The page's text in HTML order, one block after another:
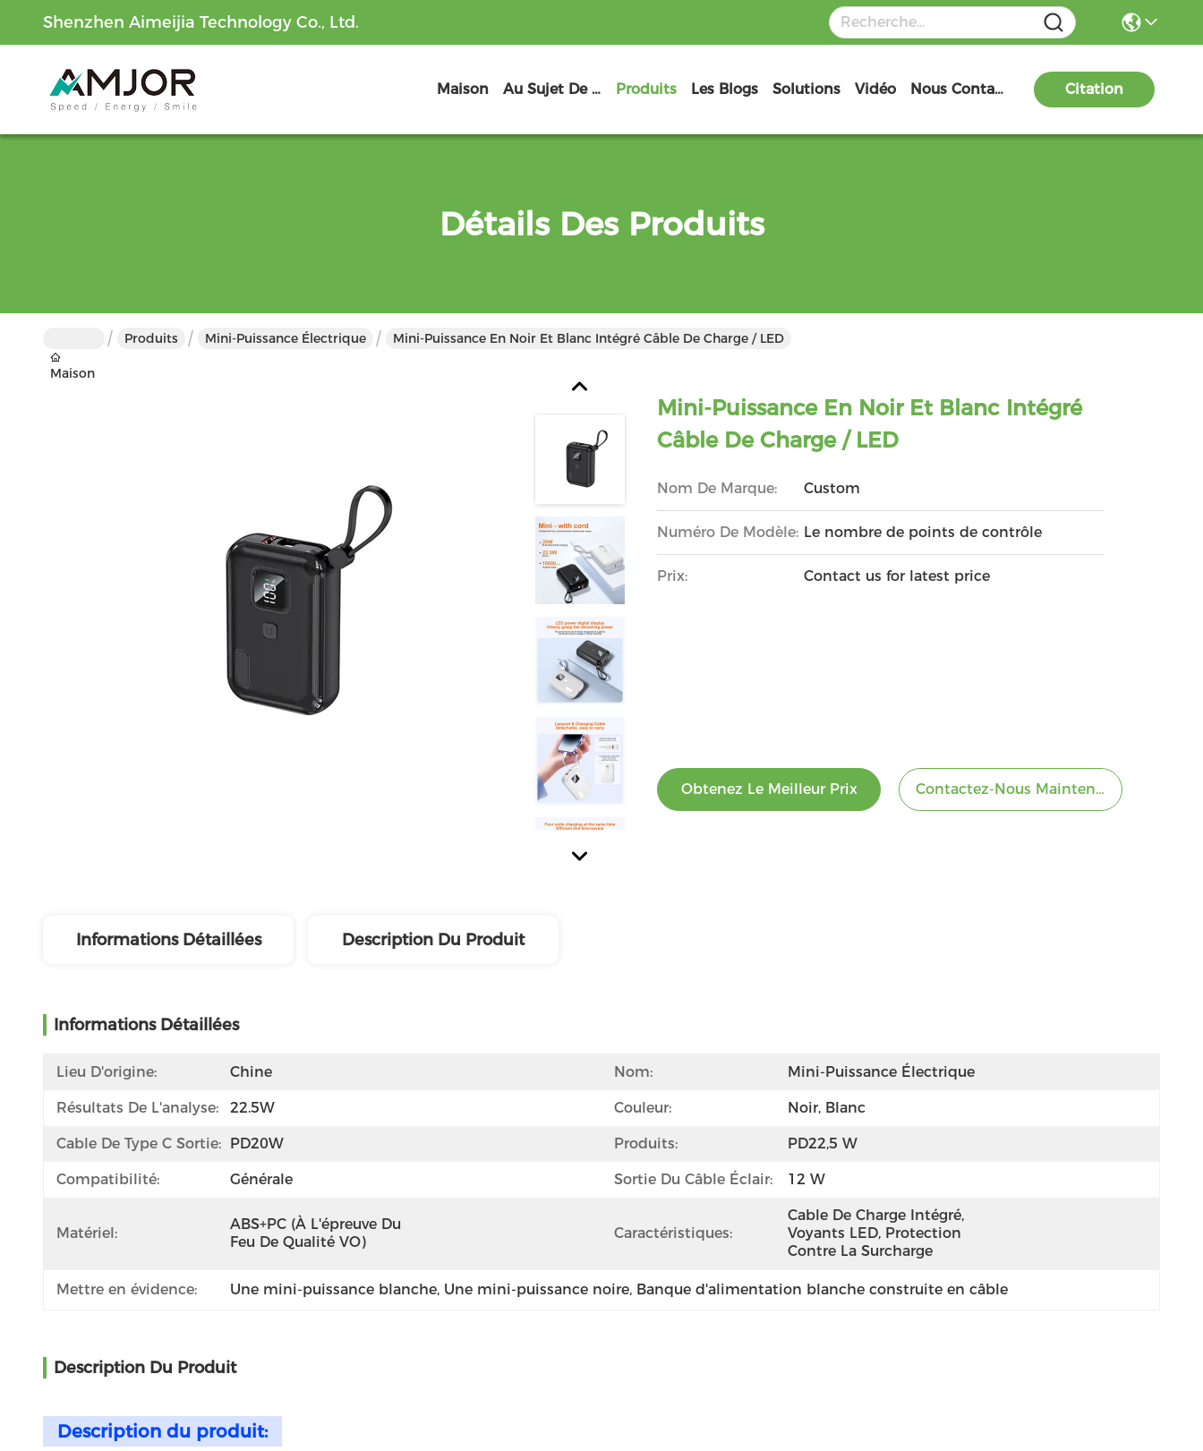
Shenzhen Aimeijia Technology Co., Ltd.
Maison Au Sujet De Nous Produits Les Blogs Solutions Vidéo Nous Contacter Citation
Détails Des Produits
Maison
Produits Mini-Puissance Électrique Mini-Puissance En Noir Et Blanc Intégré Câble De Charge / LED
Mini-Puissance En Noir Et Blanc Intégré
Câble De Charge / LED
Nom De Marque: Custom
Numéro De Modèle: Le nombre de points de contrôle
Prix: Contact us for latest price
Obtenez Le Meilleur Prix Contactez-Nous Maintenant
Informations Détaillées Description Du Produit
Informations Détaillées
Lieu D'origine: Chine Nom: Mini-Puissance Électrique
Résultats De L'analyse: 22.5W Couleur: Noir, Blanc
Cable De Type C Sortie: PD20W Produits: PD22,5 W
Compatibilité: Générale Sortie Du Câble Éclair: 12 W
Matériel:
ABS+PC (à L'épreuve Du
Feu De Qualité VO)
Caractéristiques:
Cable De Charge Intégré,
Voyants LED, Protection
Contre La Surcharge
Mettre en évidence: Une mini-puissance blanche, Une mini-puissance noire, Banque d'alimentation blanche construite en câble
Description Du Produit
Description du produit: